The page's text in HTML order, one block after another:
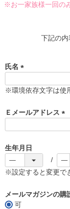
※お一家族様一回の
下記の内
氏名
必
)
※環境依存文字は使
Ｅメールアドレス
)
生年月日
※設定すると変更で
メールマガジンの購
可